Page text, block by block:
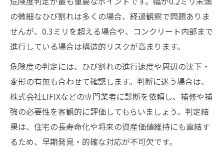
の微細なひび割れは多くの場合、経過観察で問題ありま
せんが、0.3ミリを超える場合や、コンクリート内部まで
進行している場合は構造的リスクが高まります。
危険度の判定には、ひび割れの進行速度や周辺の沈下・
変形の有無も合わせて確認します。判断に迷う場合は、
株式会社LIFIXなどの専門業者に診断を依頼し、補修や補
強の必要性を客観的に評価してもらいましょう。判定結
果は、住宅の長寿命化や将来の資産価値維持にも直結す
るため、早期発見・的確な対応が不可欠です。